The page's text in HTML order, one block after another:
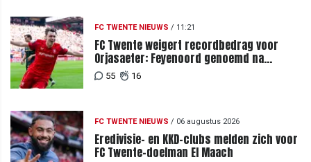
FC TWENTE NIEUWS / 11:21
FC Twente weigert recordbedrag voor
Orjasaeter: Feyenoord genoemd na
megabod
55 16
FC TWENTE NIEUWS / 06 augustus 2026
Eredivisie- en KKD-clubs melden zich voor
FC Twente-doelman El Maach